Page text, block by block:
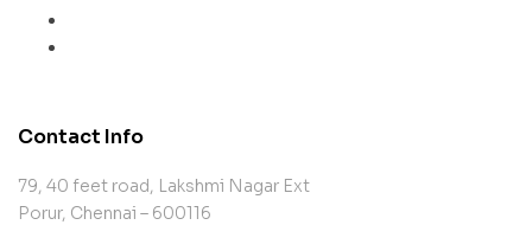
Contact Info
79, 40 feet road, Lakshmi Nagar Ext
Porur, Chennai – 600116